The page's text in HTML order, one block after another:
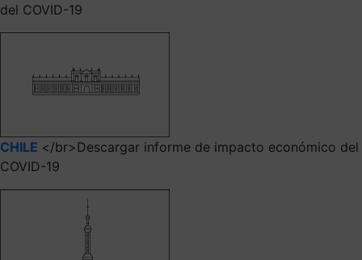
del COVID-19
CHILE </br>Descargar informe de impacto económico del
COVID-19